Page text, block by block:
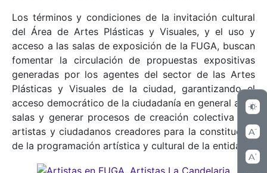
Los términos y condiciones de la invitación cultural
del Área de Artes Plásticas y Visuales, y el uso y
acceso a las salas de exposición de la FUGA, buscan
fomentar la circulación de propuestas expositivas
generadas por los agentes del sector de las Artes
Plásticas y Visuales de la ciudad, garantizando el
acceso democrático de la ciudadanía en general a las
salas y generar procesos de creación colectiva con
artistas y ciudadanos creadores para la constitución
de la programación artística y cultural de la entidad.